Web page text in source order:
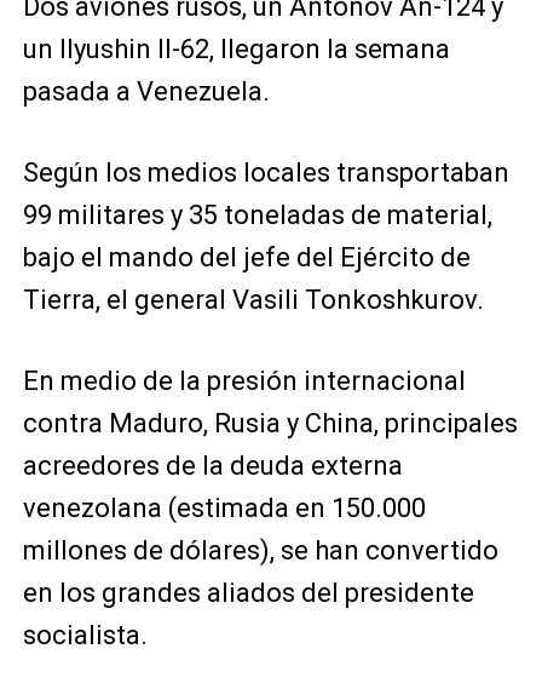
Dos aviones rusos, un Antonov An-124 y
un Ilyushin Il-62, llegaron la semana
pasada a Venezuela.
Según los medios locales transportaban
99 militares y 35 toneladas de material,
bajo el mando del jefe del Ejército de
Tierra, el general Vasili Tonkoshkurov.
En medio de la presión internacional
contra Maduro, Rusia y China, principales
acreedores de la deuda externa
venezolana (estimada en 150.000
millones de dólares), se han convertido
en los grandes aliados del presidente
socialista.